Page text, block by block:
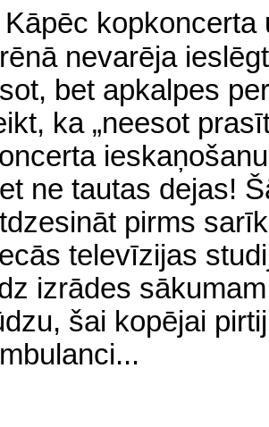
Kāpēc kopkoncerta
nevarēja
bet apkalpes
ka „neesot
ne tautas dejas!
pirms
televīzijas
izrādes
šai kopējai